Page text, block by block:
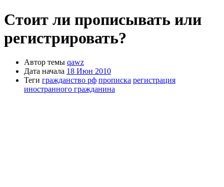
Стоит ли прописывать или
регистрировать?
Автор темы qawz
Дата начала 18 Июн 2010
Теги гражданство рф прописка регистрация
иностранного гражданина